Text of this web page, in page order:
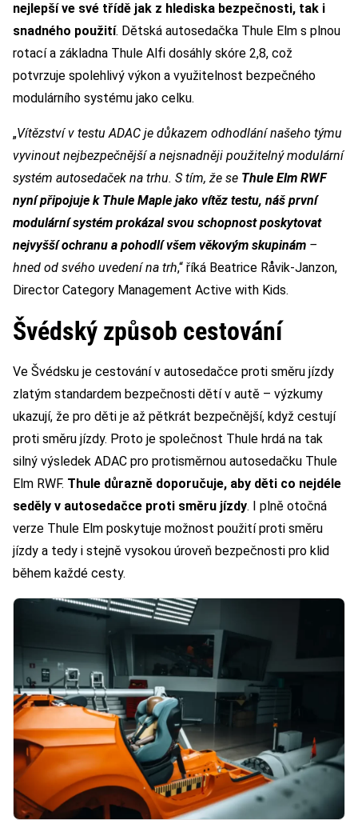
nejlepší ve své třídě jak z hlediska bezpečnosti, tak i
snadného použití. Dětská autosedačka Thule Elm s plnou
rotací a základna Thule Alfi dosáhly skóre 2,8, což
potvrzuje spolehlivý výkon a využitelnost bezpečného
modulárního systému jako celku.
„Vítězství v testu ADAC je důkazem odhodlání našeho týmu
vyvinout nejbezpečnější a nejsnadněji použitelný modulární
systém autosedaček na trhu. S tím, že se Thule Elm RWF
nyní připojuje k Thule Maple jako vítěz testu, náš první
modulární systém prokázal svou schopnost poskytovat
nejvyšší ochranu a pohodlí všem věkovým skupinám –
hned od svého uvedení na trh,“ říká Beatrice Råvik-Janzon,
Director Category Management Active with Kids.
Švédský způsob cestování
Ve Švédsku je cestování v autosedačce proti směru jízdy
zlatým standardem bezpečnosti dětí v autě – výzkumy
ukazují, že pro děti je až pětkrát bezpečnější, když cestují
proti směru jízdy. Proto je společnost Thule hrdá na tak
silný výsledek ADAC pro protisměrnou autosedačku Thule
Elm RWF. Thule důrazně doporučuje, aby děti co nejdéle
seděly v autosedačce proti směru jízdy. I plně otočná
verze Thule Elm poskytuje možnost použití proti směru
jízdy a tedy i stejně vysokou úroveň bezpečnosti pro klid
během každé cesty.